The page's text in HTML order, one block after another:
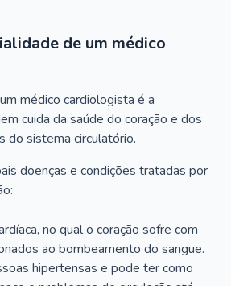
de um médico
médico cardiologista é a
cuida da saúde do coração e dos
do sistema circulatório.
doenças e condições tratadas por
no qual o coração sofre com
ao bombeamento do sangue.
hipertensas e pode ter como